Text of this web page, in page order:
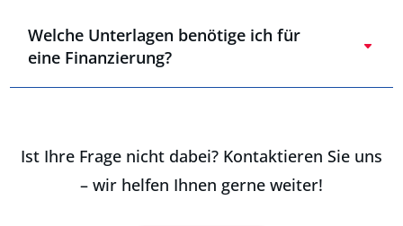
Welche Unterlagen benötige ich für
eine Finanzierung?
Ist Ihre Frage nicht dabei? Kontaktieren Sie uns
– wir helfen Ihnen gerne weiter!